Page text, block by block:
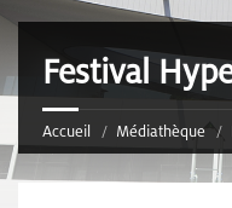
Festival
Accueil Médiathèque